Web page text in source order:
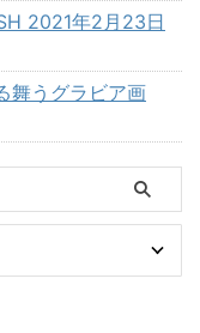
2021年2月23日
舞うグラビア画